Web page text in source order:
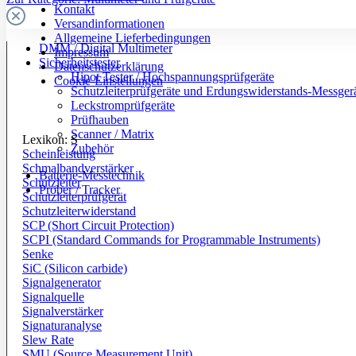
DMM / Digital Multimeter
Sicherheitstester
Hipot Tester / Hochspannungsprüfgeräte
Schutzleiterprüfgeräte und Erdungswiderstands-
Leckstromprüfgeräte
Prüfhauben
Scanner / Matrix
Zubehör
Batterie-Messtechnik
Prober / Tracker
Kontakt
Versandinformationen
Allgemeine Lieferbedingungen
Impressum
Datenschutzerklärung
Cookie-Einstellungen
Lexikon: S
Scheinleistung
Schmalbandverstärker
Schutzleiter
Schutzleiterprüfgerät
Schutzleiterwiderstand
SCP (Short Circuit Protection)
SCPI (Standard Commands for Programmable Instruments)
Senke
SiC (Silicon carbide)
Signalgenerator
Signalquelle
Signalverstärker
Signaturanalyse
Slew Rate